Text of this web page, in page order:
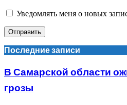
Уведомлять меня о новых
Последние записи
В Самарской области
грозы